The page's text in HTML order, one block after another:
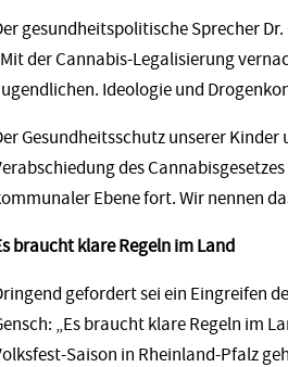
gesundheitspolitische Sprecher
der Cannabis-Legalisierung
Ideologie und
Gesundheitsschutz unserer
des
Ebene fort. Wir nennen
braucht klare Regeln im Land
gefordert sei ein Eingreifen
„Es braucht klare Regeln im
Saison in Rheinland-Pfalz